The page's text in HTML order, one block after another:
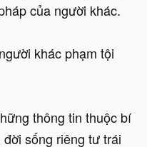
của người khác.
khác phạm tội
thông tin thuộc bí
sống riêng tư trái